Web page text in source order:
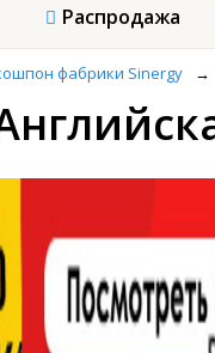
Распродажа
фабрики Sinergy →